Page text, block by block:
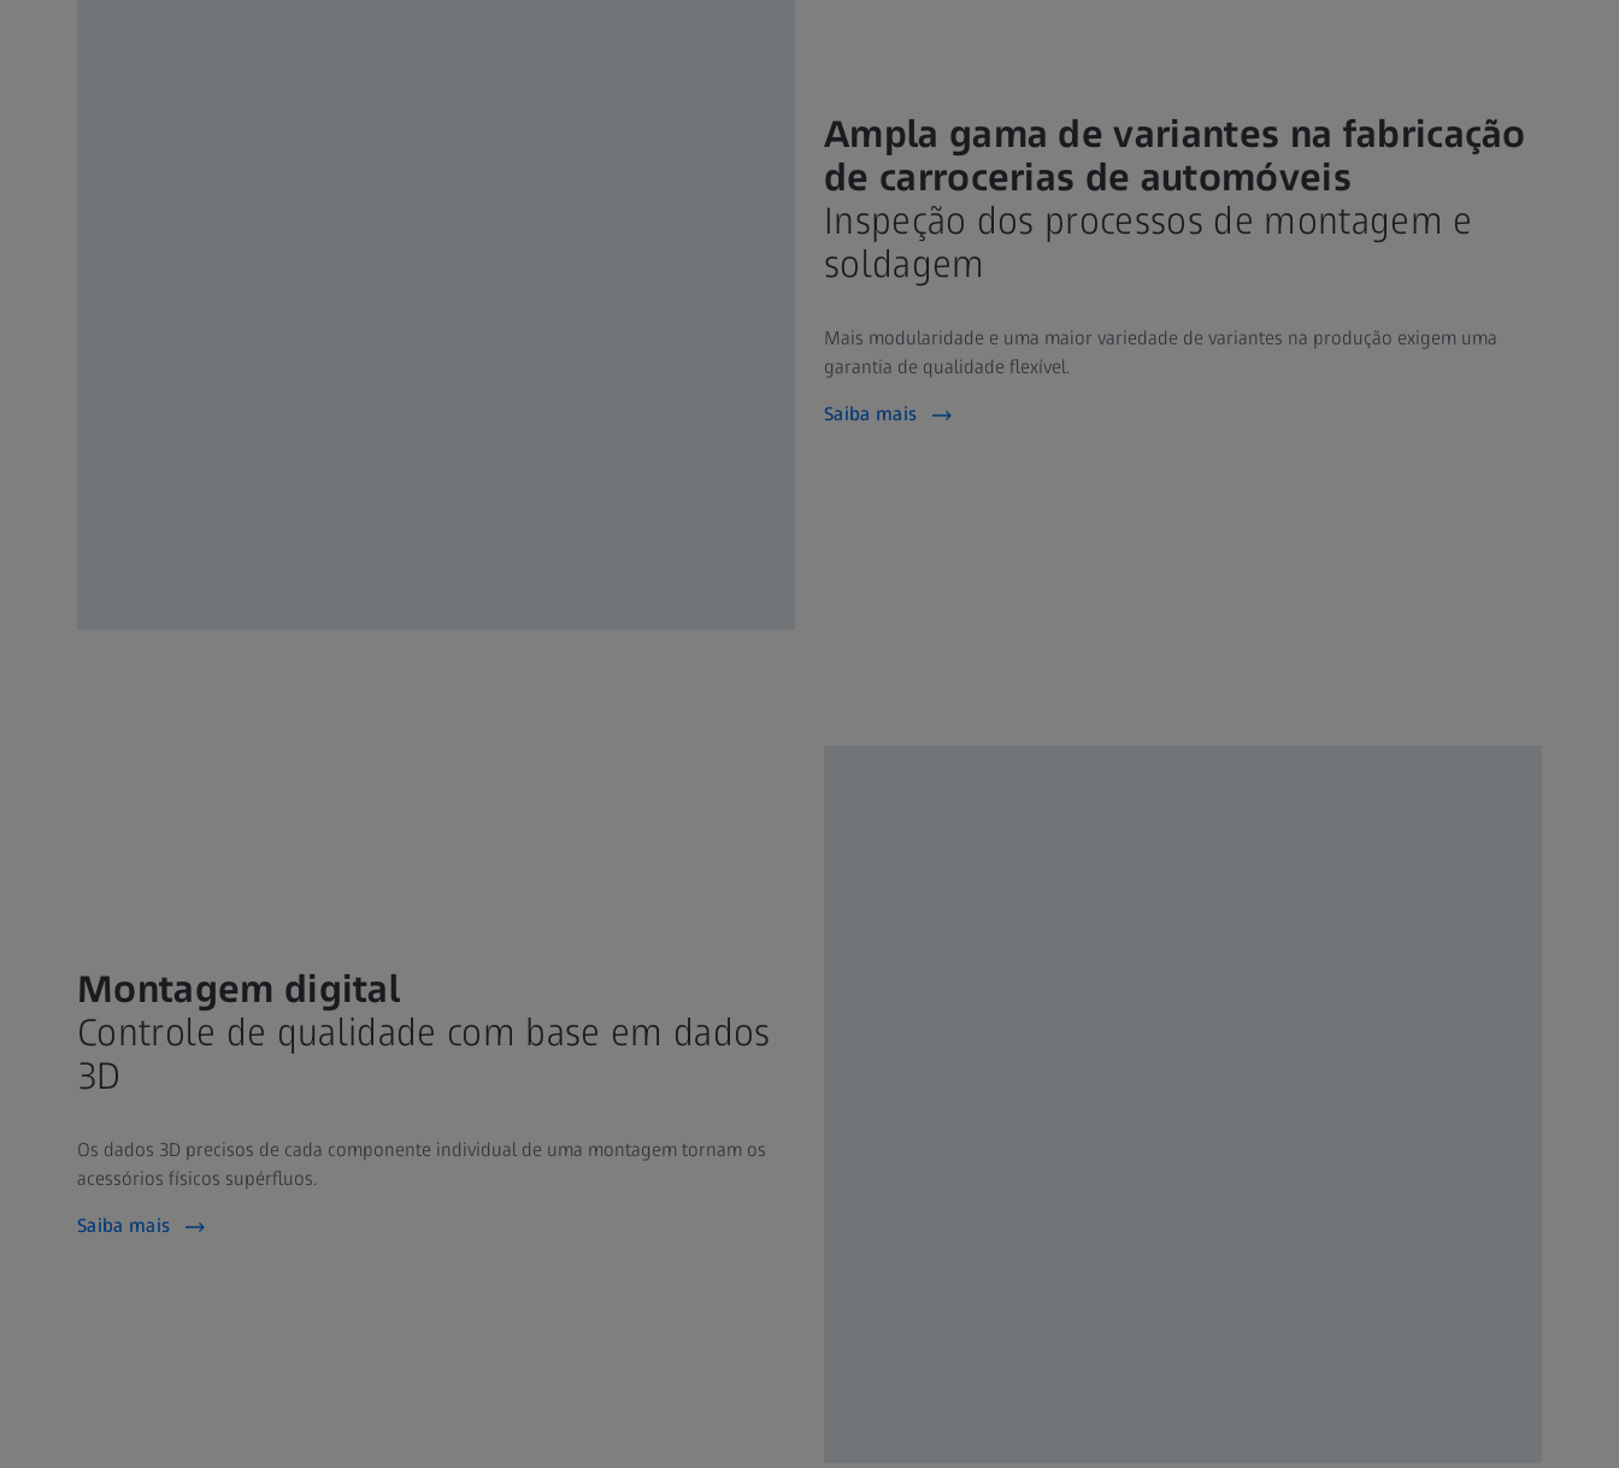
Ampla gama de variantes na fabricação
de carrocerias de automóveis
Inspeção dos processos de montagem e
soldagem
Mais modularidade e uma maior variedade de variantes na produção exigem uma
garantia de qualidade flexível.
Saiba mais
Montagem digital
Controle de qualidade com base em dados
3D
Os dados 3D precisos de cada componente individual de uma montagem tornam os
acessórios físicos supérfluos.
Saiba mais